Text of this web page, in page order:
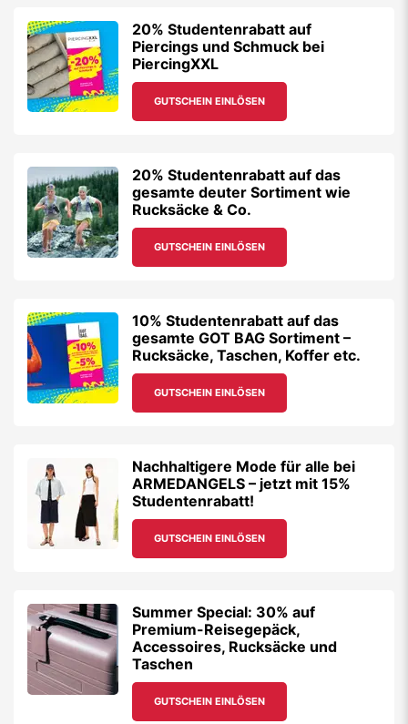
20% Studentenrabatt auf
Piercings und Schmuck bei
PiercingXXL
GUTSCHEIN EINLÖSEN
20% Studentenrabatt auf das
gesamte deuter Sortiment wie
Rucksäcke & Co.
GUTSCHEIN EINLÖSEN
10% Studentenrabatt auf das
gesamte GOT BAG Sortiment –
Rucksäcke, Taschen, Koffer etc.
GUTSCHEIN EINLÖSEN
Nachhaltigere Mode für alle bei
ARMEDANGELS – jetzt mit 15%
Studentenrabatt!
GUTSCHEIN EINLÖSEN
Summer Special: 30% auf
Premium-Reisegepäck,
Accessoires, Rucksäcke und
Taschen
GUTSCHEIN EINLÖSEN